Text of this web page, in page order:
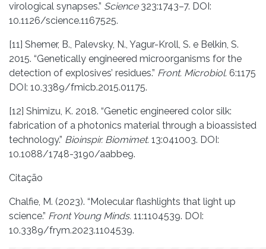
virological synapses.” Science323:1743–7. DOI:
10.1126/science.1167525.
[11] Shemer, B., Palevsky, N., Yagur-Kroll, S. e Belkin, S.
2015. “Genetically engineered microorganisms for the
detection of explosives’ residues.” Front. Microbiol. 6:1175
DOI: 10.3389/fmicb.2015.01175.
[12] Shimizu, K. 2018. “Genetic engineered color silk:
fabrication of a photonics material through a bioassisted
technology.” Bioinspir. Biomimet. 13:041003. DOI:
10.1088/1748-3190/aabbe9.
Citação
Chalfie, M. (2023). “Molecular flashlights that light up
science.” Front Young Minds. 11:1104539. DOI:
10.3389/frym.2023.1104539.